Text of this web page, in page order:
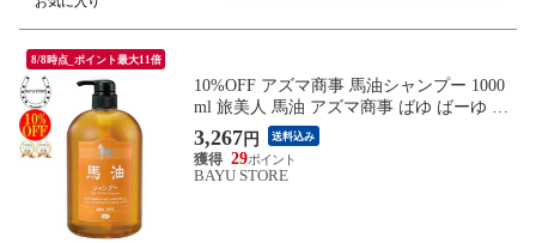
8/8時点_ポイント最大11倍
10%OFF アズマ商事 馬油シャンプー 1000
ml 旅美人 馬油 アズマ商事 ばゆ ばーゆ シ
ャンプー アズマ商事シャンプー 馬油シリ
ーズ 旅美人馬油シャンプー 旅美人シャン
プー バーユ アズマ商事馬油シャンプー ア
3,267 円 送料込み
29
BAYU STORE